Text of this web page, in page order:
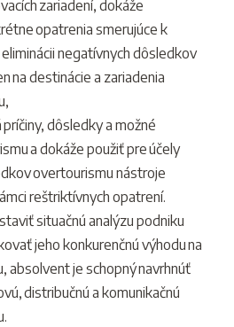
zariadení, dokáže
opatrenia smerujúce k
negatívnych dôsledkov
na destinácie a zariadenia
dôsledky a možné
a dokáže použiť pre účely
overtourismu nástroje
reštriktívnych opatrení.
situačnú analýzu podniku
jeho konkurenčnú výhodu na
absolvent je schopný navrhnúť
distribučnú a komunikačnú